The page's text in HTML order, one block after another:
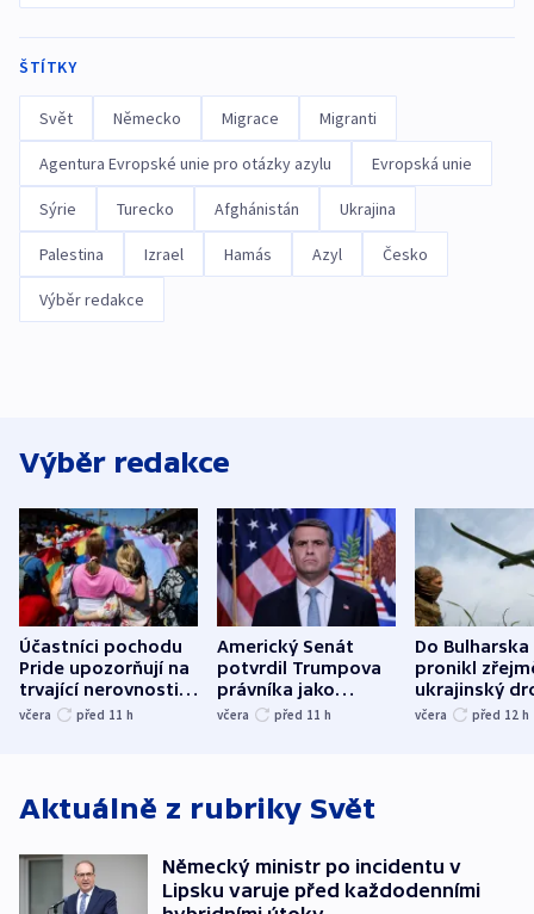
ŠTÍTKY
Svět Německo Migrace Migranti
Agentura Evropské unie pro otázky azylu Evropská unie
Sýrie Turecko Afghánistán Ukrajina
Palestina Izrael Hamás Azyl Česko
Výběr redakce
Výběr redakce
Účastníci pochodu
Pride upozorňují na
trvající nerovnosti i
společenskou
včera před 11 h
Americký Senát
potvrdil Trumpova
právníka jako
ministra
včera před 11 h
Do Bulharska
pronikl
ukrajinský
explodoval
včera před 12 h
Aktuálně z rubriky Svět
Německý ministr po incidentu v
Lipsku varuje před každodenními